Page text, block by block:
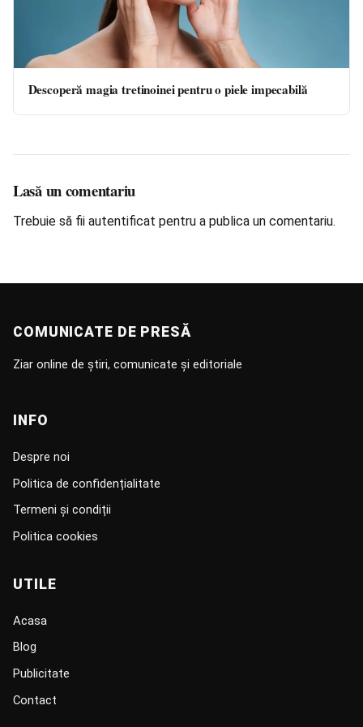
Descoperă magia tretinoinei pentru o piele impecabilă
Lasă un comentariu
Trebuie să fii autentificat pentru a publica un comentariu.
COMUNICATE DE PRESĂ
Ziar online de știri, comunicate și editoriale
INFO
Despre noi
Politica de confidențialitate
Termeni și condiții
Politica cookies
UTILE
Acasa
Blog
Publicitate
Contact